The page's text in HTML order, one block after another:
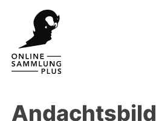
Andachtsbild